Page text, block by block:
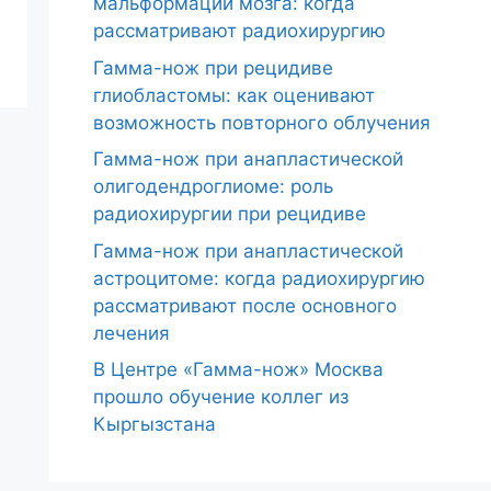
рассматривают радиохирургию
Гамма-нож при рецидиве
глиобластомы: как оценивают
возможность повторного облучения
Гамма-нож при анапластической
олигодендроглиоме: роль
радиохирургии при рецидиве
Гамма-нож при анапластической
астроцитоме: когда радиохирургию
рассматривают после основного
лечения
В Центре «Гамма-нож» Москва
прошло обучение коллег из
Кыргызстана